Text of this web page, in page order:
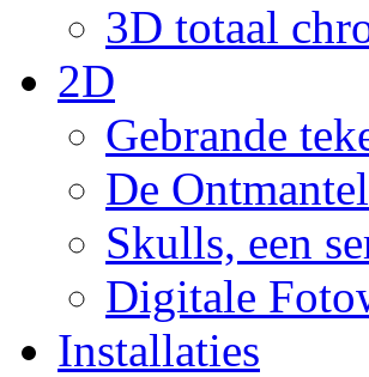
3D totaal
2D
Gebrande
De
Skulls, een
Digitale
Installaties